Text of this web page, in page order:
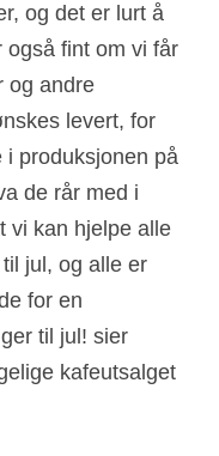
og det er lurt å
også fint om vi får
og andre
levert, for
i produksjonen på
de rår med i
vi kan hjelpe alle
jul, og alle er
for en
til jul! sier
kafeutsalget